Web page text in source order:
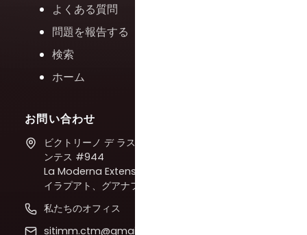
よくある質問
問題を報告する
検索
ホーム
お問い合わせ
ビクトリーノ デ ラス フエ
ンテス #944
La Moderna Extension、
イラプアト、グアナファト
私たちのオフィス
sitimm.ctm@gmail.com